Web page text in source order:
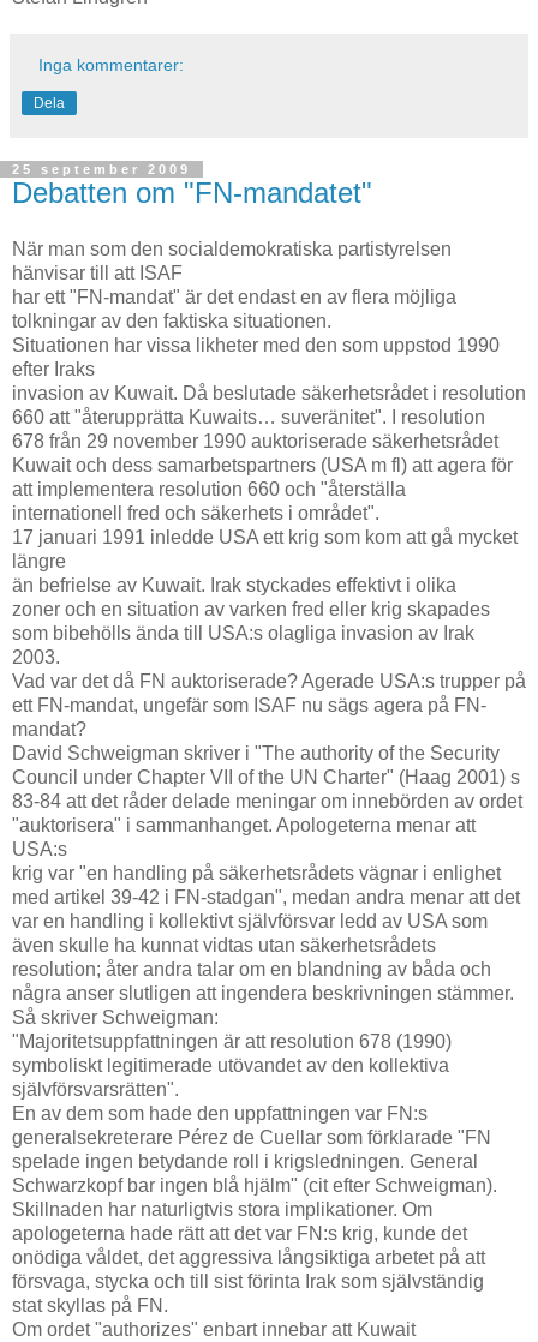
Inga kommentarer:
Dela
25 september 2009
Debatten om "FN-mandatet"
När man som den socialdemokratiska partistyrelsen
hänvisar till att ISAF
har ett "FN-mandat" är det endast en av flera möjliga
tolkningar av den faktiska situationen.
Situationen har vissa likheter med den som uppstod 1990
efter Iraks
invasion av Kuwait. Då beslutade säkerhetsrådet i resolution
660 att "återupprätta Kuwaits… suveränitet". I resolution
678 från 29 november 1990 auktoriserade säkerhetsrådet
Kuwait och dess samarbetspartners (USA m fl) att agera för
att implementera resolution 660 och "återställa
internationell fred och säkerhets i området".
17 januari 1991 inledde USA ett krig som kom att gå mycket
längre
än befrielse av Kuwait. Irak styckades effektivt i olika
zoner och en situation av varken fred eller krig skapades
som bibehölls ända till USA:s olagliga invasion av Irak
2003.
Vad var det då FN auktoriserade? Agerade USA:s trupper på
ett FN-mandat, ungefär som ISAF nu sägs agera på FN-
mandat?
David Schweigman skriver i "The authority of the Security
Council under Chapter VII of the UN Charter" (Haag 2001) s
83-84 att det råder delade meningar om innebörden av ordet
"auktorisera" i sammanhanget. Apologeterna menar att
USA:s
krig var "en handling på säkerhetsrådets vägnar i enlighet
med artikel 39-42 i FN-stadgan", medan andra menar att det
var en handling i kollektivt självförsvar ledd av USA som
även skulle ha kunnat vidtas utan säkerhetsrådets
resolution; åter andra talar om en blandning av båda och
några anser slutligen att ingendera beskrivningen stämmer.
Så skriver Schweigman:
"Majoritetsuppfattningen är att resolution 678 (1990)
symboliskt legitimerade utövandet av den kollektiva
självförsvarsrätten".
En av dem som hade den uppfattningen var FN:s
generalsekreterare Pérez de Cuellar som förklarade "FN
spelade ingen betydande roll i krigsledningen. General
Schwarzkopf bar ingen blå hjälm" (cit efter Schweigman).
Skillnaden har naturligtvis stora implikationer. Om
apologeterna hade rätt att det var FN:s krig, kunde det
onödiga våldet, det aggressiva långsiktiga arbetet på att
försvaga, stycka och till sist förinta Irak som självständig
stat skyllas på FN.
Om ordet "authorizes" enbart innebar att Kuwait